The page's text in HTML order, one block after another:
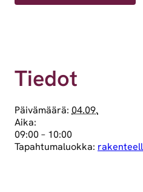
Tiedot
Päivämäärä: 04.09.
Aika:
09:00 – 10:00
Tapahtumaluokka: